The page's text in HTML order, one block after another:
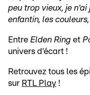
peu trop vieux, je
enfantin, les
Entre Elden Ring et
univers d'écart !
Retrouvez tous les
sur RTL Play !